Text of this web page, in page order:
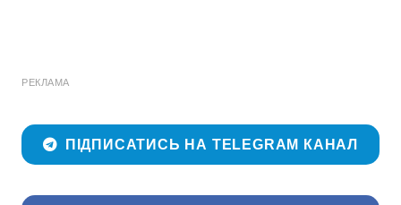
РЕКЛАМА
ПІДПИСАТИСЬ НА TELEGRAM КАНАЛ